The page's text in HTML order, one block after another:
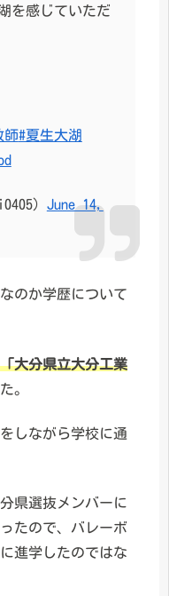
を感じていただ
師#夏生大湖
June 14,
のか学歴について
「大分県立大分工業
。
しながら学校に通
県選抜メンバーに
たので、バレーボ
進学したのではな